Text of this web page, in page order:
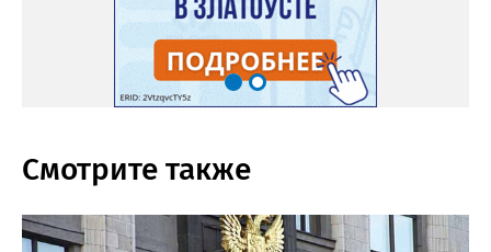
Смотрите также